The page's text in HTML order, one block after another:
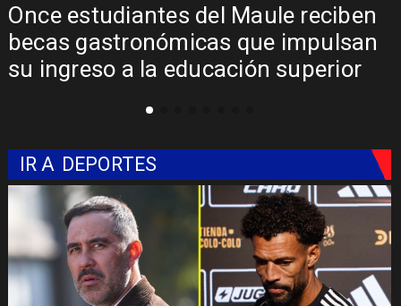
Álvarez-Salamanca lidera la apuesta
regional para consolidar el Paso
Pehuenche como alternativa a Los
IR A DEPORTES